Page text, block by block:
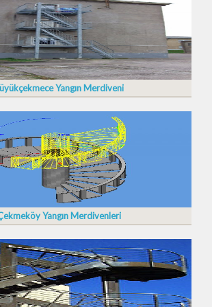
Yangın Merdiveni
Yangın Merdivenleri